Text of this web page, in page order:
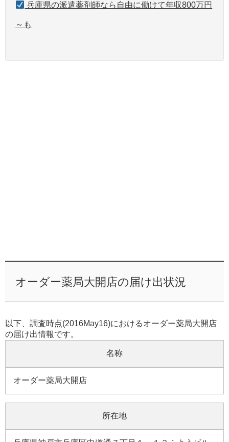
兵庫県の派遣薬剤師なら自由に働けて年収800万円
～も
オーダー薬局大開店の届け出状況
以下、調査時点(2016May16)におけるオーダー薬局大開店
の届け出情報です。
名称
オーダー薬局大開店
所在地